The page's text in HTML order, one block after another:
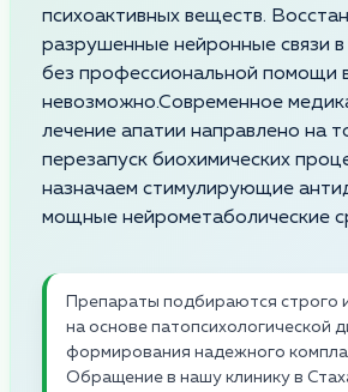
психоактивных веществ.
разрушенные нейронные связи в
без профессиональной помощи
невозможно.Современное
лечение апатии направлено на
перезапуск биохимических
назначаем стимулирующие
мощные нейрометаболические
Препараты подбираются строго
на основе патопсихологической
формирования надежного
Обращение в нашу клинику в